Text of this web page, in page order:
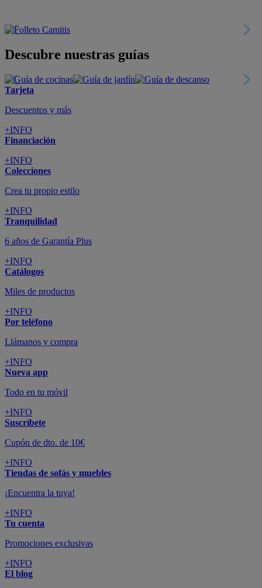
Descubre nuestras guías
Tarjeta
Descuentos y más
+INFO
Financiación
+INFO
Colecciones
Crea tu propio estilo
+INFO
Tranquilidad
6 años de Garantía Plus
+INFO
Catálogos
Miles de productos
+INFO
Por teléfono
Llámanos y compra
+INFO
Nueva app
Todo en tu móvil
+INFO
Suscríbete
Cupón de dto. de 10€
+INFO
Tiendas de sofás y muebles
¡Encuentra la tuya!
+INFO
Tu cuenta
Promociones exclusivas
+INFO
El blog